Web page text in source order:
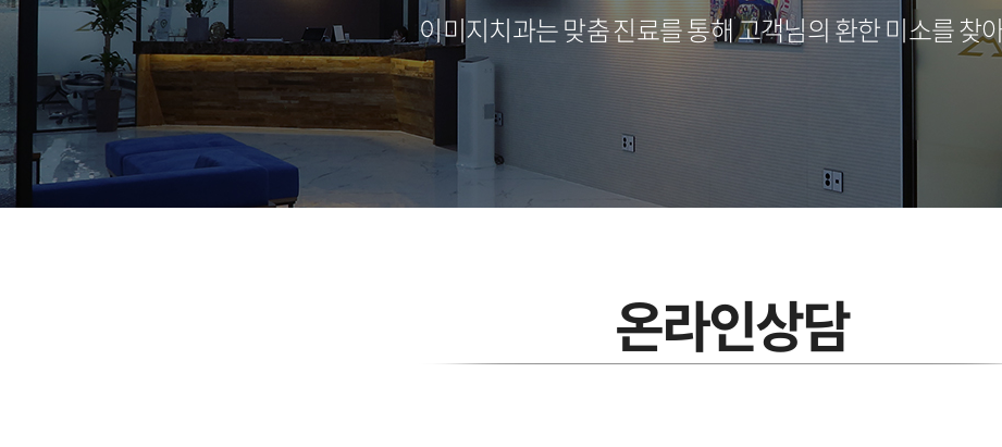
이미지치과는 맞춤 진료를 통해 고객님의 환한 미소를 찾
온라인상담